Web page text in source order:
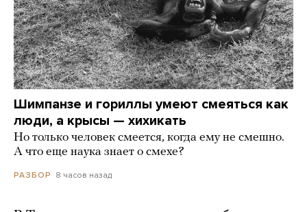
Шимпанзе и гориллы умеют смеяться как
люди, а крысы — хихикать
Но только человек смеется, когда ему не смешно.
А что еще наука знает о смехе?
РАЗБОР 8 часов назад